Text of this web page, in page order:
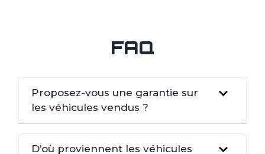
FAQ
Proposez-vous une garantie sur
les véhicules vendus ?
D’où proviennent les véhicules